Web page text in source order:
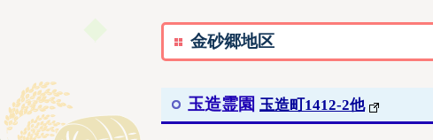
金砂郷地区
玉造霊園 玉造町1412-2他